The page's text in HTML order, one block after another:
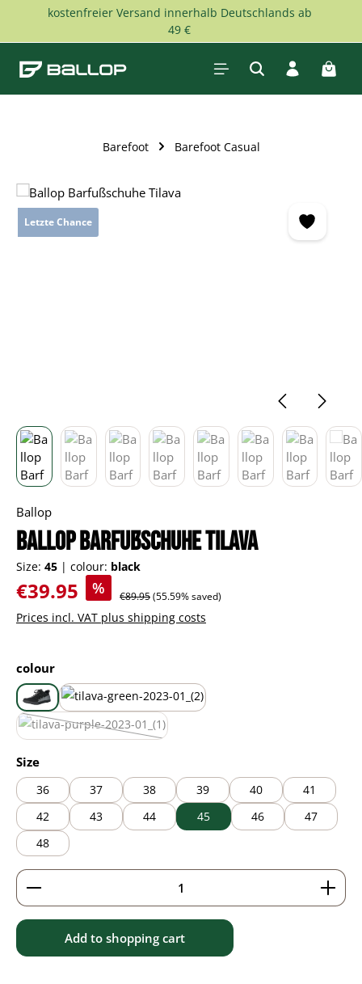
Skip to main content
kostenfreier Versand innerhalb Deutschlands ab
49 €
Barefoot Barefoot Casual
Skip image gallery
Letzte Chance
Ballop
Ballop Barfußschuhe Tilava
Size: 45 | colour: black
Sale price:
€39.95 % Regular price:
€89.95(55.59% saved)
Prices incl. VAT plus shipping costs
Select
colour
black
purple
(This option is currently unavailable.)
Select
Size
36 37 38 39 40
41
42
43 44 45 46
47
48
Product Quantity: Enter the desired amount or
Add to shopping cart